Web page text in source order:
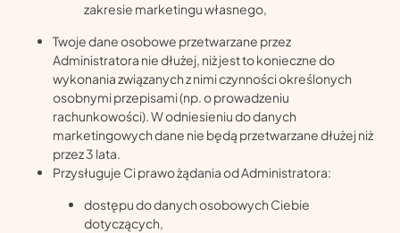
zakresie marketingu własnego,
Twoje dane osobowe przetwarzane przez
Administratora nie dłużej, niż jest to konieczne do
wykonania związanych z nimi czynności określonych
osobnymi przepisami (np. o prowadzeniu
rachunkowości). W odniesieniu do danych
marketingowych dane nie będą przetwarzane dłużej niż
przez 3 lata.
Przysługuje Ci prawo żądania od Administratora:
dostępu do danych osobowych Ciebie
dotyczących,